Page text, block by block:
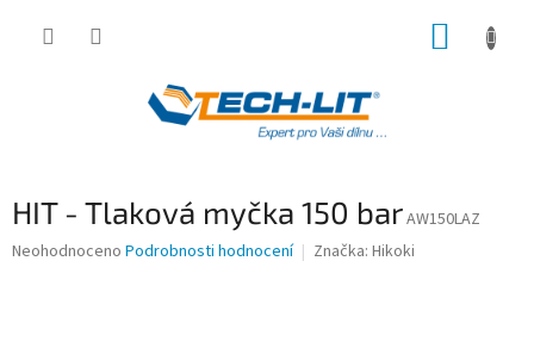
HIT - Tlaková myčka 150 barAW150LAZ
Průměrné
Neohodnoceno Podrobnosti hodnocení Značka: Hikoki